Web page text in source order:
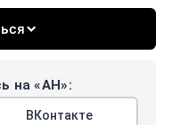
на «АН»:
ВКонтакте